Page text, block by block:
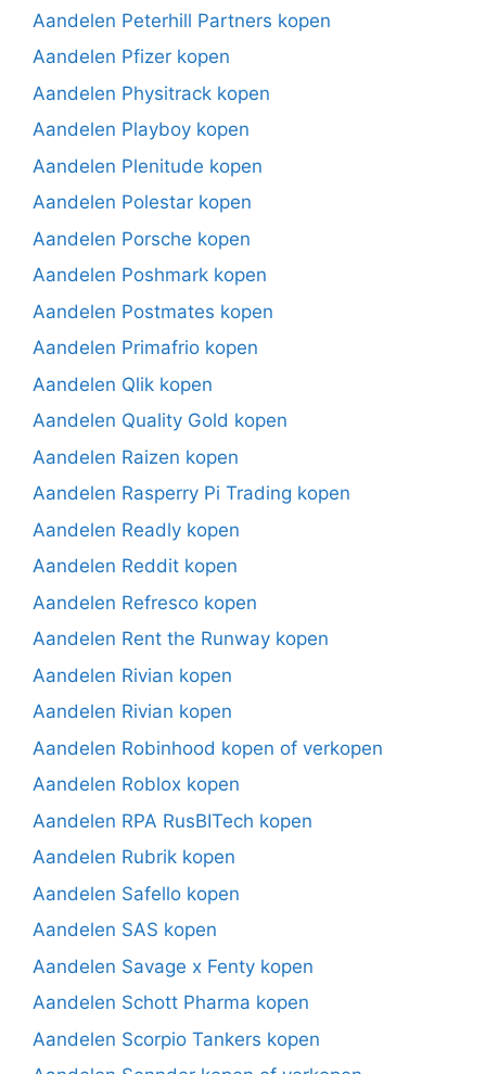
Aandelen Peterhill Partners kopen
Aandelen Pfizer kopen
Aandelen Physitrack kopen
Aandelen Playboy kopen
Aandelen Plenitude kopen
Aandelen Polestar kopen
Aandelen Porsche kopen
Aandelen Poshmark kopen
Aandelen Postmates kopen
Aandelen Primafrio kopen
Aandelen Qlik kopen
Aandelen Quality Gold kopen
Aandelen Raizen kopen
Aandelen Rasperry Pi Trading kopen
Aandelen Readly kopen
Aandelen Reddit kopen
Aandelen Refresco kopen
Aandelen Rent the Runway kopen
Aandelen Rivian kopen
Aandelen Rivian kopen
Aandelen Robinhood kopen of verkopen
Aandelen Roblox kopen
Aandelen RPA RusBITech kopen
Aandelen Rubrik kopen
Aandelen Safello kopen
Aandelen SAS kopen
Aandelen Savage x Fenty kopen
Aandelen Schott Pharma kopen
Aandelen Scorpio Tankers kopen